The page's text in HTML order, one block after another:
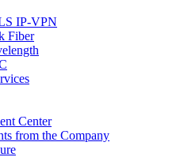
IP-VPN
Fiber
Center
from the Company